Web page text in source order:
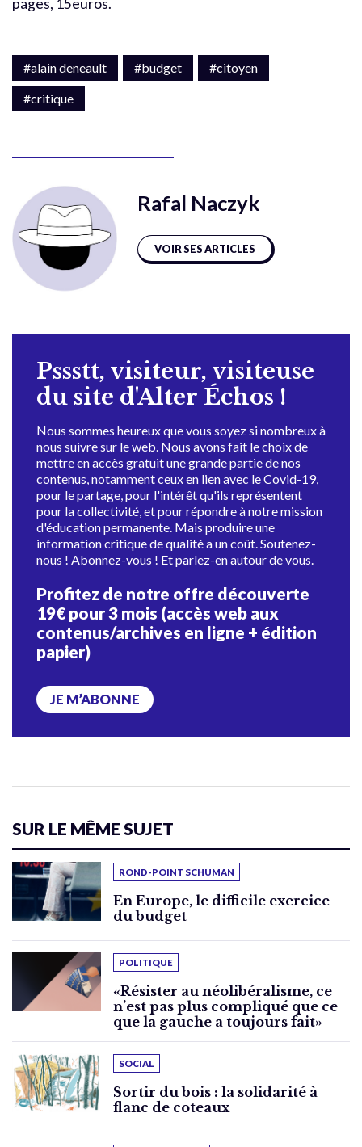
pages, 15euros.
#alain deneault #budget
#citoyen
#critique
Rafal Naczyk
VOIR SES ARTICLES
Pssstt, visiteur, visiteuse
du site d'Alter Échos !
Nous sommes heureux que vous soyez si nombreux à
nous suivre sur le web. Nous avons fait le choix de
mettre en accès gratuit une grande partie de nos
contenus, notamment ceux en lien avec le Covid-19,
pour le partage, pour l'intérêt qu'ils représentent
pour la collectivité, et pour répondre à notre mission
d'éducation permanente. Mais produire une
information critique de qualité a un coût. Soutenez-
nous ! Abonnez-vous ! Et parlez-en autour de vous.
Profitez de notre offre découverte
19€ pour 3 mois (accès web aux
contenus/archives en ligne + édition
papier)
JE M’ABONNE
SUR LE MÊME SUJET
ROND-POINT SCHUMAN
En Europe, le difficile exercice
du budget
POLITIQUE
«Résister au néolibéralisme, ce
n’est pas plus compliqué que ce
que la gauche a toujours fait»
SOCIAL
Sortir du bois : la solidarité à
flanc de coteaux